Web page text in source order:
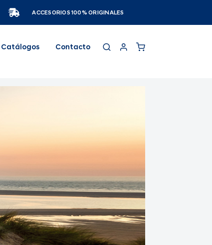
ACCESORIOS 100% ORIGINALES
Catálogos Contacto